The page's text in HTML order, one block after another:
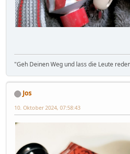
"Geh Deinen Weg und lass die Leute
Jos
10. Oktober 2024, 07:58:43